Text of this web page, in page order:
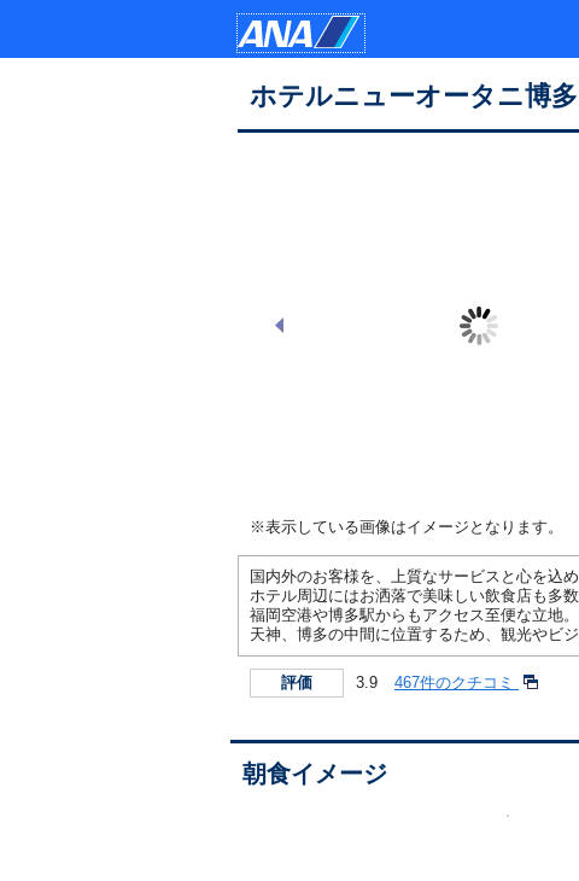
ホテルニューオータニ博多
※表示している画像はイメージとなります。
国内外のお客様を、上質なサービスと心を込
ホテル周辺にはお洒落で美味しい飲食店も多数
福岡空港や博多駅からもアクセス至便な立地
天神、博多の中間に位置するため、観光やビ
評価 3.9 467件のクチコミ
朝食イメージ